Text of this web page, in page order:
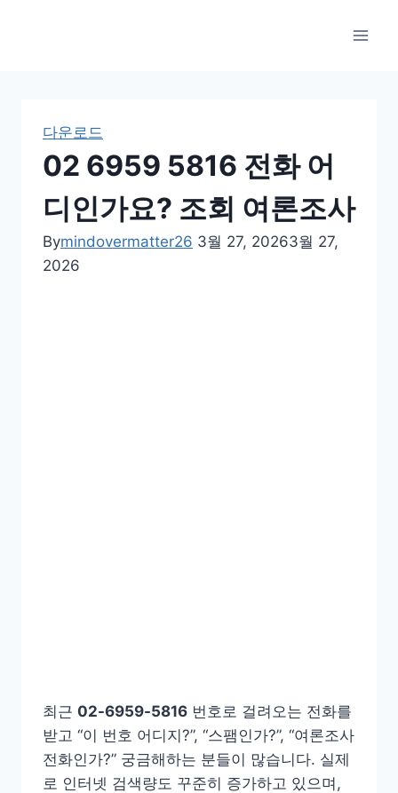
다운로드
02 6959 5816 전화 어
디인가요? 조회 여론조사
Bymindovermatter26 3월 27, 20263월 27,
2026
최근 02-6959-5816 번호로 걸려오는 전화를
받고 “이 번호 어디지?”, “스팸인가?”, “여론조사
전화인가?” 궁금해하는 분들이 많습니다. 실제
로 인터넷 검색량도 꾸준히 증가하고 있으며,